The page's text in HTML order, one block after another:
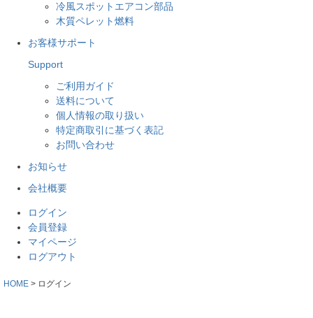
冷風スポットエアコン部品
木質ペレット燃料
お客様サポート
Support
ご利用ガイド
送料について
個人情報の取り扱い
特定商取引に基づく表記
お問い合わせ
お知らせ
会社概要
ログイン
会員登録
マイページ
ログアウト
HOME ログイン